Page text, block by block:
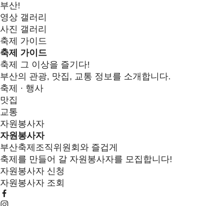
부산!
영상 갤러리
사진 갤러리
축제 가이드
축제 가이드
축제 그 이상을 즐기다!
부산의 관광, 맛집, 교통 정보를 소개합니다.
축제 · 행사
맛집
교통
자원봉사자
자원봉사자
부산축제조직위원회와 즐겁게
축제를 만들어 갈 자원봉사자를 모집합니다!
자원봉사자 신청
자원봉사자 조회